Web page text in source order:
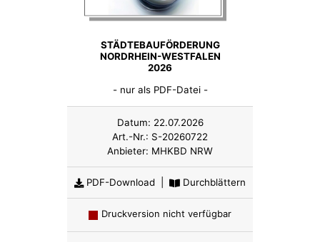
STÄDTEBAUFÖRDERUNG
NORDRHEIN-WESTFALEN
2026
- nur als PDF-Datei -
Datum: 22.07.2026
Art.-Nr.: S-20260722
Anbieter: MHKBD NRW
PDF-Download Durchblättern
Druckversion nicht verfügbar